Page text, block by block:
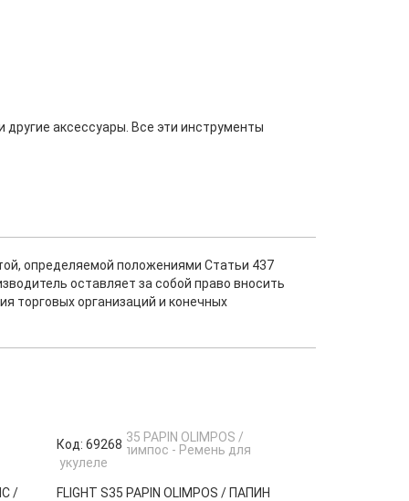
аксессуары. Все эти инструменты
определяемой положениями Статьи 437
оставляет за собой право вносить
торговых организаций и конечных
/
Код: 69268
FLIGHT S35 PAPIN OLIMPOS / ПАПИН